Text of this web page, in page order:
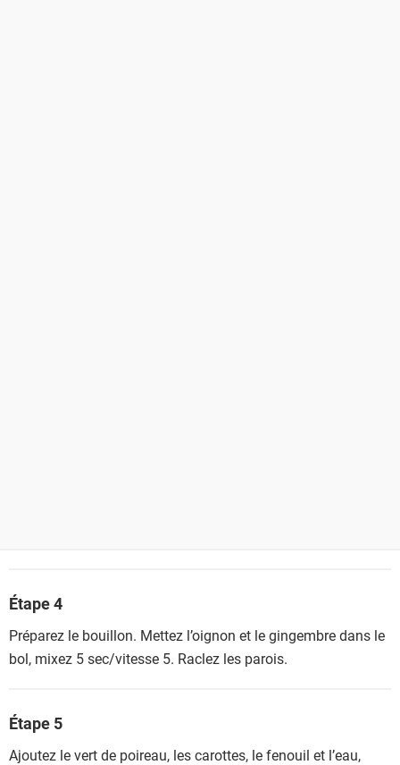
Étape 4
Préparez le bouillon. Mettez l’oignon et le gingembre dans le
bol, mixez 5 sec/vitesse 5. Raclez les parois.
Étape 5
Ajoutez le vert de poireau, les carottes, le fenouil et l’eau,